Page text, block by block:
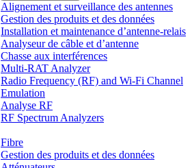
Alignement et surveillance des antennes
Gestion des produits et des données
Installation et maintenance d’antenne-relais
Analyseur de câble et d’antenne
Chasse aux interférences
Multi-RAT Analyzer
Radio Frequency (RF) and Wi-Fi Channel
Emulation
Analyse RF
RF Spectrum Analyzers
Fibre
Gestion des produits et des données